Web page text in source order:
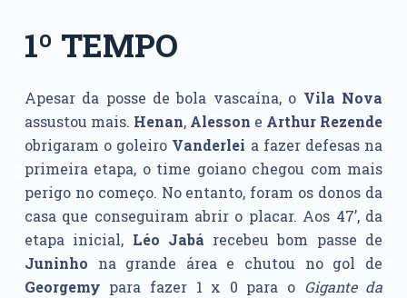
1º TEMPO
Apesar da posse de bola vascaína, o Vila Nova
assustou mais. Henan, Alesson e Arthur Rezende
obrigaram o goleiro Vanderlei a fazer defesas na
primeira etapa, o time goiano chegou com mais
perigo no começo. No entanto, foram os donos da
casa que conseguiram abrir o placar. Aos 47’, da
etapa inicial, Léo Jabá recebeu bom passe de
Juninho na grande área e chutou no gol de
Georgemy para fazer 1 x 0 para o Gigante da